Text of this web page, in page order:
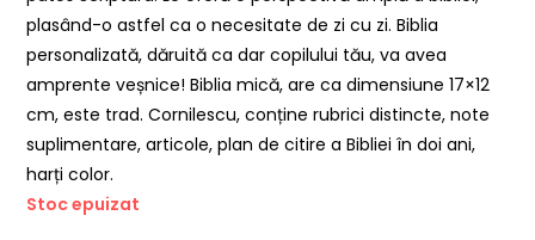
plasând-o astfel ca o necesitate de zi cu zi. Biblia
personalizată, dăruită ca dar copilului tău, va avea
amprente veșnice! Biblia mică, are ca dimensiune 17×12
cm, este trad. Cornilescu, conține rubrici distincte, note
suplimentare, articole, plan de citire a Bibliei în doi ani,
harți color.
Stoc epuizat